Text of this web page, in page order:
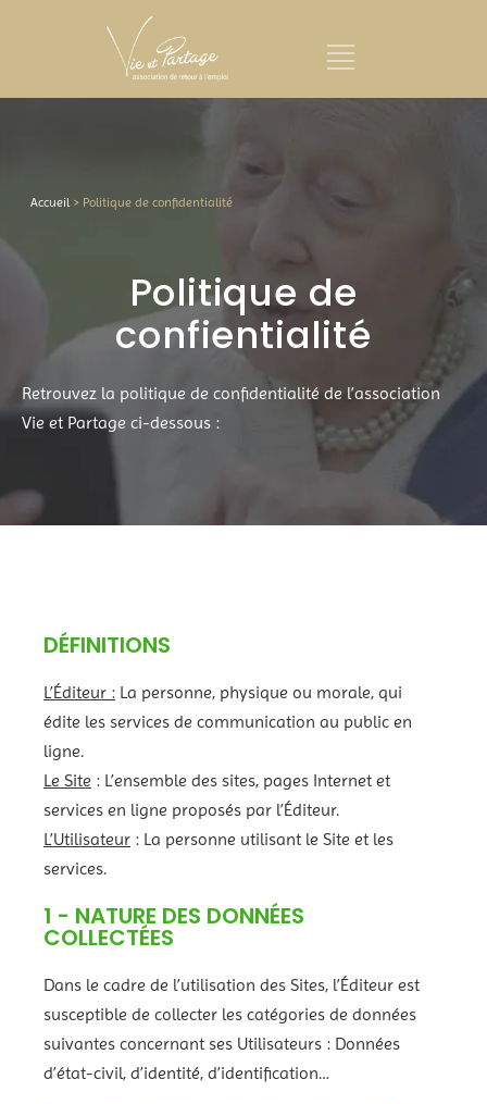
Accueil> Politique de confidentialité
Politique de
confientialité
Retrouvez la politique de confidentialité de l’association
Vie et Partage ci-dessous :
DÉFINITIONS
L’Éditeur : La personne, physique ou morale, qui
édite les services de communication au public en
ligne.
Le Site : L’ensemble des sites, pages Internet et
services en ligne proposés par l’Éditeur.
L’Utilisateur : La personne utilisant le Site et les
services.
1 - NATURE DES DONNÉES
COLLECTÉES
Dans le cadre de l’utilisation des Sites, l’Éditeur est
susceptible de collecter les catégories de données
suivantes concernant ses Utilisateurs : Données
d’état-civil, d’identité, d’identification…